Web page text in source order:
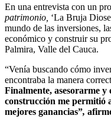
En una entrevista con un
patrimonio, ‘La Bruja
mundo de las inversiones,
económico y construir su
Palmira, Valle del Cauca.
“Venía buscando cómo
encontraba la manera
Finalmente, asesorarme y
construcción me permitió
mejores ganancias”, afirm